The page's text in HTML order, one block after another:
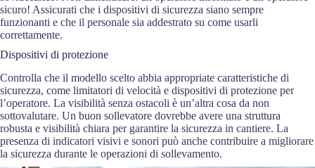
sicuro! Assicurati che i dispositivi di sicurezza siano sempre
funzionanti e che il personale sia addestrato su come usarli
correttamente.
Dispositivi di protezione
Controlla che il modello scelto abbia appropriate caratteristiche di
sicurezza, come limitatori di velocità e dispositivi di protezione per
l’operatore. La visibilità senza ostacoli è un’altra cosa da non
sottovalutare. Un buon sollevatore dovrebbe avere una struttura
robusta e visibilità chiara per garantire la sicurezza in cantiere. La
presenza di indicatori visivi e sonori può anche contribuire a migliorare
la sicurezza durante le operazioni di sollevamento.